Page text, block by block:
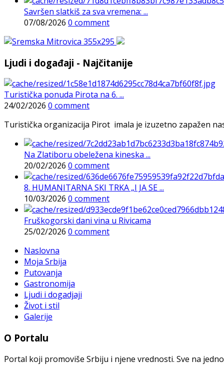
Savršen slatkiš za sva vremena: ...
07/08/2026 0 comment
Ljudi i događaji - Najčitanije
Turistička ponuda Pirota na 6. ...
24/02/2026 0 comment
Turistička organizacija Pirot imala je izuzetno zapažen
Na Zlatiboru obeležena kineska ...
20/02/2026 0 comment
8. HUMANITARNA SKI TRKA „I JA SE ...
10/03/2026 0 comment
Fruškogorski dani vina u Rivicama
25/02/2026 0 comment
Naslovna
Moja Srbija
Putovanja
Gastronomija
Ljudi i dogadjaji
Život i stil
Galerije
O Portalu
Portal koji promoviše Srbiju i njene vrednosti. Sve na